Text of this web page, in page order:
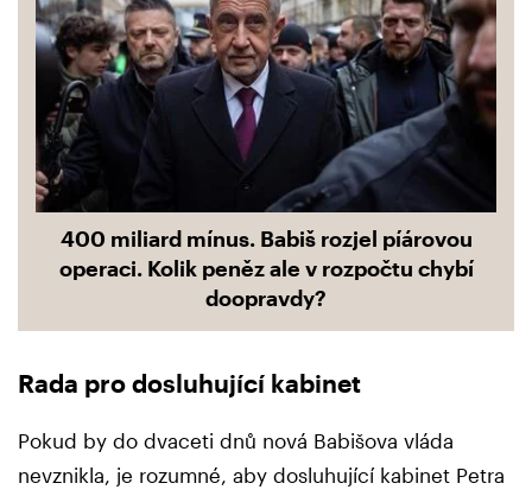
400 miliard mínus. Babiš rozjel píárovou
operaci. Kolik peněz ale v rozpočtu chybí
doopravdy?
Rada pro dosluhující kabinet
Pokud by do dvaceti dnů nová Babišova vláda
nevznikla, je rozumné, aby dosluhující kabinet Petra